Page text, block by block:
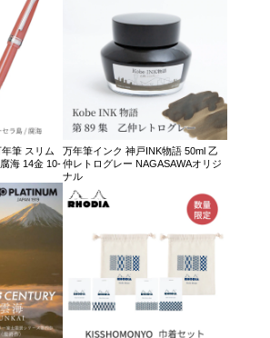
筆 スリム
海 14金 10-
万年筆インク 神戸INK物語 50ml 乙
仲レトログレー NAGASAWAオリジ
ナル